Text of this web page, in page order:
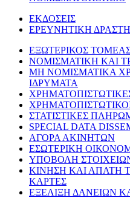
ΕΚΔΟΣΕΙΣ
ΕΡΕΥΝΗΤΙΚΗ
ΕΞΩΤΕΡΙΚΟΣ
ΝΟΜΙΣΜΑΤΙΚΗ ΚΑΙ
ΜΗ ΝΟΜΙΣΜΑΤΙΚΑ
ΙΔΡΥΜΑΤΑ
ΣΤΑΤΙΣΤΙΚΕΣ
SPECIAL DATA
ΑΓΟΡΑ ΑΚΙΝΗΤΩΝ
ΕΣΩΤΕΡΙΚΗ
ΥΠΟΒΟΛΗ
ΚΙΝΗΣΗ ΚΑΙ ΑΠΑΤΗ
ΚΑΡΤΕΣ
ΕΞΕΛΙΞΗ ΔΑΝΕΙΩΝ